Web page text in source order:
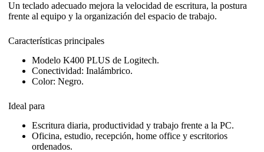
Un teclado adecuado mejora la velocidad de escritura, la postura
frente al equipo y la organización del espacio de trabajo.
Características principales
Modelo K400 PLUS de Logitech.
Conectividad: Inalámbrico.
Color: Negro.
Ideal para
Escritura diaria, productividad y trabajo frente a la PC.
Oficina, estudio, recepción, home office y escritorios
ordenados.